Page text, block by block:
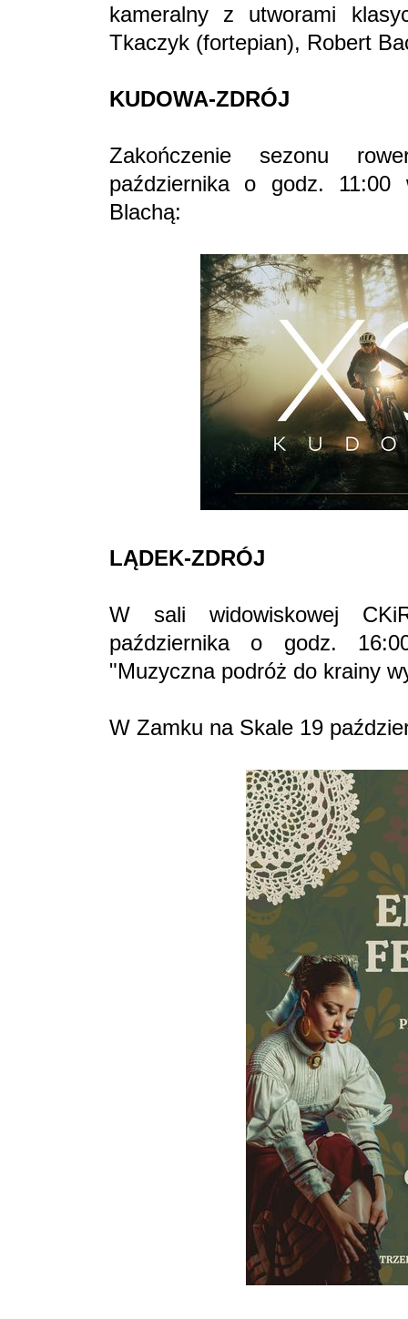
kameralny z utworami
Tkaczyk (fortepian), Robert
KUDOWA-ZDRÓJ
Zakończenie sezonu
października o godz.
Blachą:
LĄDEK-ZDRÓJ
W sali widowiskowej
października o godz.
"Muzyczna podróż do krainy
W Zamku na Skale 19